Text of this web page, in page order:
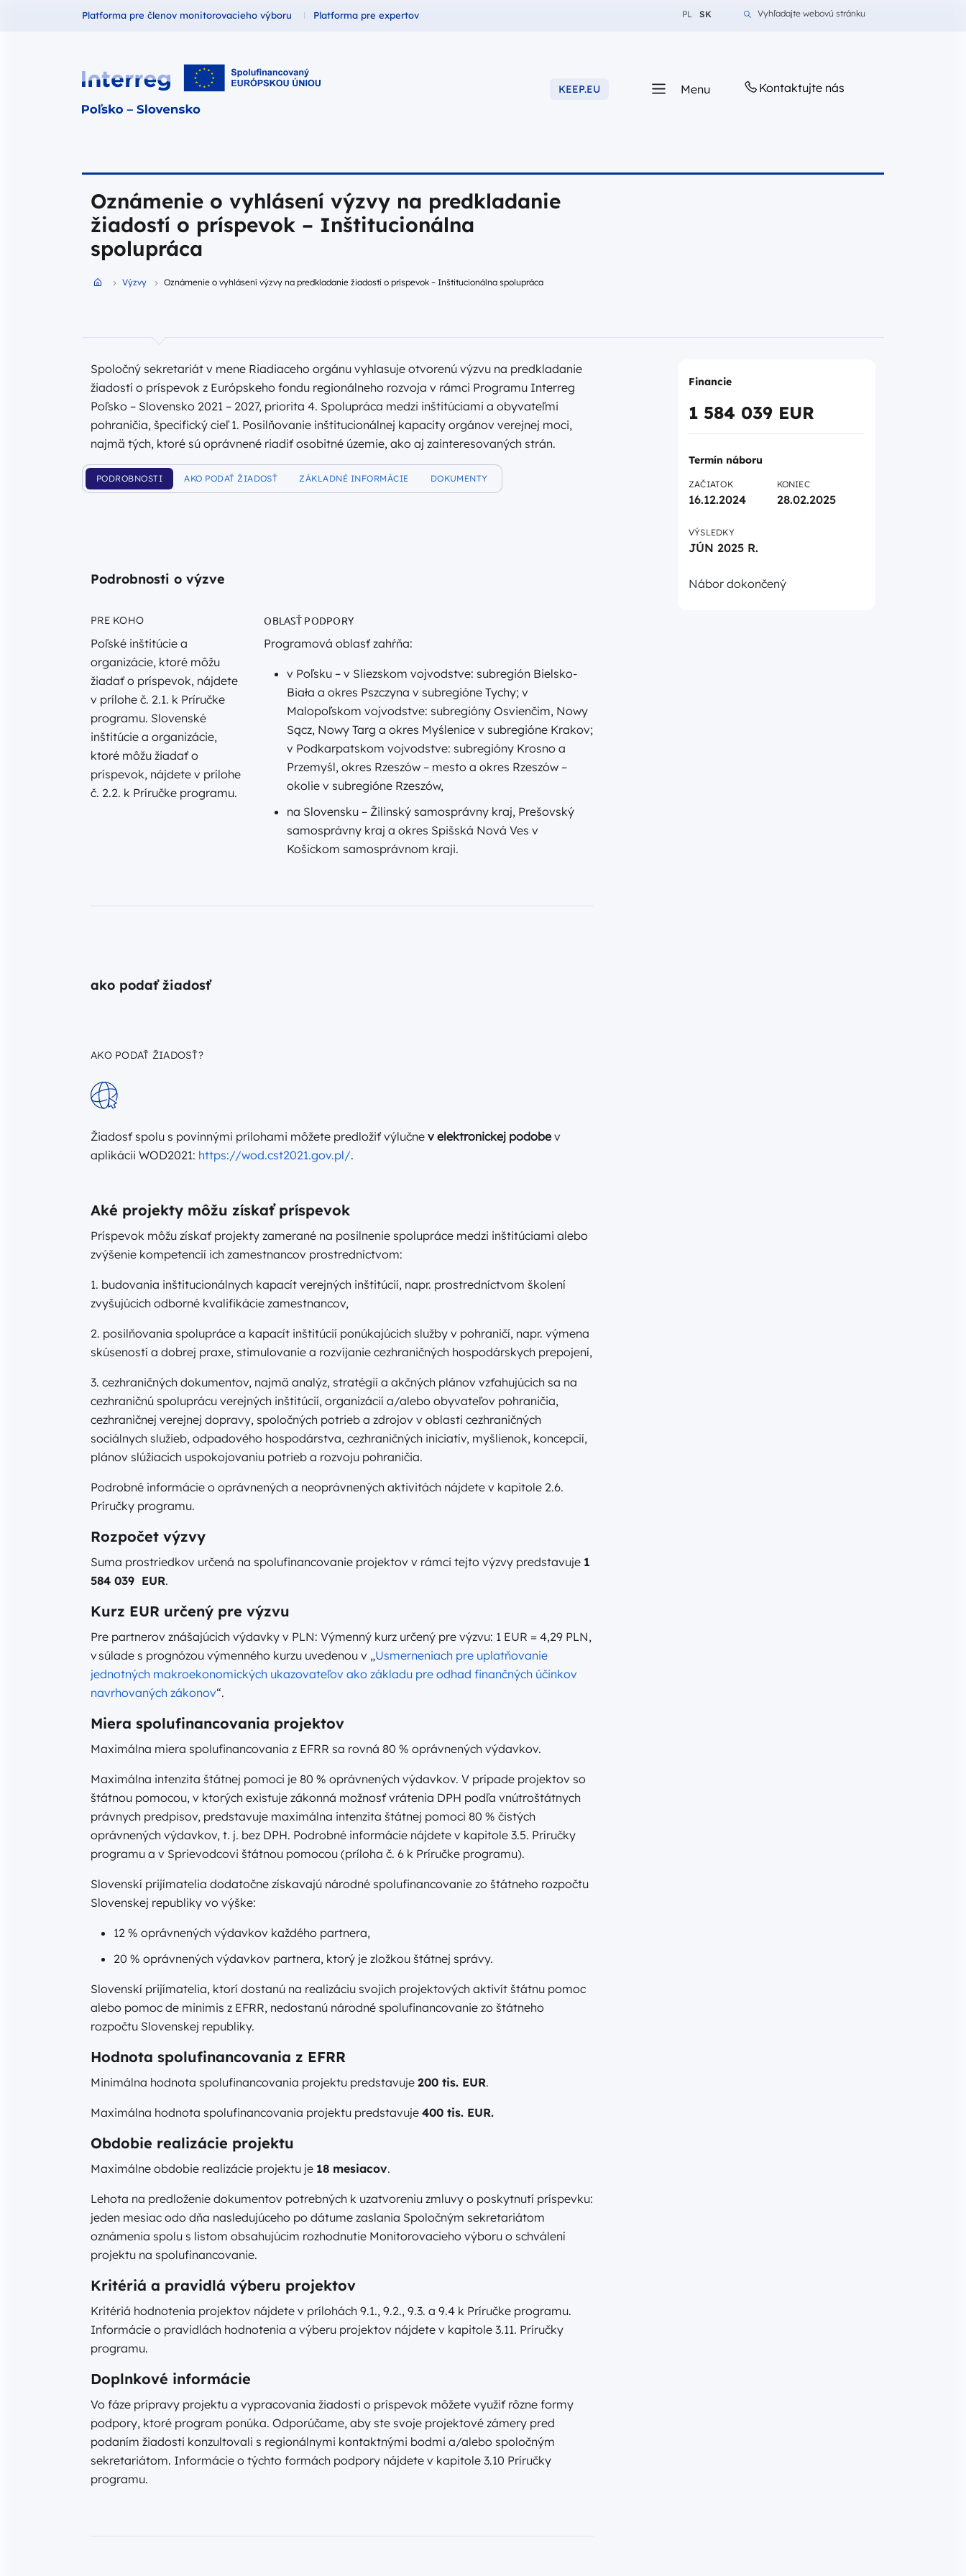
Fundusze dla
Platforma pre členov monitorovacieho výboru Fundusze dla
Platforma pre expertov Zmień język na Polština
PL Zmień język na Slovenčina
SK Vyhľadajte webovú stránku
Interreg Polska – Słowacja 2021-2027 KEEP.EU Menu Kontaktujte nás
Oznámenie o vyhlásení výzvy na predkladanie
žiadostí o príspevok – Inštitucionálna
spolupráca
Przejdź do strony głównej portalu
Výzvy Oznámenie o vyhlásení výzvy na predkladanie žiadostí o príspevok – Inštitucionálna spolupráca
Spoločný sekretariát v mene Riadiaceho orgánu vyhlasuje otvorenú výzvu na predkladanie
žiadostí o príspevok z Európskeho fondu regionálneho rozvoja v rámci Programu Interreg
Poľsko – Slovensko 2021 – 2027, priorita 4. Spolupráca medzi inštitúciami a obyvateľmi
pohraničia, špecifický cieľ 1. Posilňovanie inštitucionálnej kapacity orgánov verejnej moci,
najmä tých, ktoré sú oprávnené riadiť osobitné územie, ako aj zainteresovaných strán.
PODROBNOSTI AKO PODAŤ ŽIADOSŤ ZÁKLADNÉ INFORMÁCIE DOKUMENTY
Podrobnosti o výzve
PRE KOHO
Poľské inštitúcie a
organizácie, ktoré môžu
žiadať o príspevok, nájdete
v prílohe č. 2.1. k Príručke
programu. Slovenské
inštitúcie a organizácie,
ktoré môžu žiadať o
príspevok, nájdete v prílohe
č. 2.2. k Príručke programu.
OBLASŤ PODPORY
Programová oblasť zahŕňa:
v Poľsku – v Sliezskom vojvodstve: subregión Bielsko-
Biała a okres Pszczyna v subregióne Tychy; v
Malopoľskom vojvodstve: subregióny Osvienčim, Nowy
Sącz, Nowy Targ a okres Myślenice v subregióne Krakov;
v Podkarpatskom vojvodstve: subregióny Krosno a
Przemyśl, okres Rzeszów – mesto a okres Rzeszów –
okolie v subregióne Rzeszów,
na Slovensku – Žilinský samosprávny kraj, Prešovský
samosprávny kraj a okres Spišská Nová Ves v
Košickom samosprávnom kraji.
ako podať žiadosť
AKO PODAŤ ŽIADOSŤ?
Žiadosť spolu s povinnými prílohami môžete predložiť výlučne v elektronickej podobe v
aplikácii WOD2021: https://wod.cst2021.gov.pl/.
Aké projekty môžu získať príspevok
Príspevok môžu získať projekty zamerané na posilnenie spolupráce medzi inštitúciami alebo
zvýšenie kompetencií ich zamestnancov prostredníctvom:
1. budovania inštitucionálnych kapacít verejných inštitúcií, napr. prostredníctvom školení
zvyšujúcich odborné kvalifikácie zamestnancov,
2. posilňovania spolupráce a kapacít inštitúcií ponúkajúcich služby v pohraničí, napr. výmena
skúseností a dobrej praxe, stimulovanie a rozvíjanie cezhraničných hospodárskych prepojení,
3. cezhraničných dokumentov, najmä analýz, stratégií a akčných plánov vzťahujúcich sa na
cezhraničnú spoluprácu verejných inštitúcií, organizácií a/alebo obyvateľov pohraničia,
cezhraničnej verejnej dopravy, spoločných potrieb a zdrojov v oblasti cezhraničných
sociálnych služieb, odpadového hospodárstva, cezhraničných iniciatív, myšlienok, koncepcií,
plánov slúžiacich uspokojovaniu potrieb a rozvoju pohraničia.
Podrobné informácie o oprávnených a neoprávnených aktivitách nájdete v kapitole 2.6.
Príručky programu.
Rozpočet výzvy
Suma prostriedkov určená na spolufinancovanie projektov v rámci tejto výzvy predstavuje 1
584 039 EUR.
Kurz EUR určený pre výzvu
Pre partnerov znášajúcich výdavky v PLN: Výmenný kurz určený pre výzvu: 1 EUR = 4,29 PLN,
v súlade s prognózou výmenného kurzu uvedenou v „Usmerneniach pre uplatňovanie
jednotných makroekonomických ukazovateľov ako základu pre odhad finančných účinkov
navrhovaných zákonov“.
Miera spolufinancovania projektov
Maximálna miera spolufinancovania z EFRR sa rovná 80 % oprávnených výdavkov.
Maximálna intenzita štátnej pomoci je 80 % oprávnených výdavkov. V prípade projektov so
štátnou pomocou, v ktorých existuje zákonná možnosť vrátenia DPH podľa vnútroštátnych
právnych predpisov, predstavuje maximálna intenzita štátnej pomoci 80 % čistých
oprávnených výdavkov, t. j. bez DPH. Podrobné informácie nájdete v kapitole 3.5. Príručky
programu a v Sprievodcovi štátnou pomocou (príloha č. 6 k Príručke programu).
Slovenskí prijímatelia dodatočne získavajú národné spolufinancovanie zo štátneho rozpočtu
Slovenskej republiky vo výške:
12 % oprávnených výdavkov každého partnera,
20 % oprávnených výdavkov partnera, ktorý je zložkou štátnej správy.
Slovenskí prijímatelia, ktorí dostanú na realizáciu svojich projektových aktivít štátnu pomoc
alebo pomoc de minimis z EFRR, nedostanú národné spolufinancovanie zo štátneho
rozpočtu Slovenskej republiky.
Hodnota spolufinancovania z EFRR
Minimálna hodnota spolufinancovania projektu predstavuje 200 tis. EUR.
Maximálna hodnota spolufinancovania projektu predstavuje 400 tis. EUR.
Obdobie realizácie projektu
Maximálne obdobie realizácie projektu je 18 mesiacov.
Lehota na predloženie dokumentov potrebných k uzatvoreniu zmluvy o poskytnutí príspevku:
jeden mesiac odo dňa nasledujúceho po dátume zaslania Spoločným sekretariátom
oznámenia spolu s listom obsahujúcim rozhodnutie Monitorovacieho výboru o schválení
projektu na spolufinancovanie.
Kritériá a pravidlá výberu projektov
Kritériá hodnotenia projektov nájdete v prílohách 9.1., 9.2., 9.3. a 9.4 k Príručke programu.
Informácie o pravidlách hodnotenia a výberu projektov nájdete v kapitole 3.11. Príručky
programu.
Doplnkové informácie
Vo fáze prípravy projektu a vypracovania žiadosti o príspevok môžete využiť rôzne formy
podpory, ktoré program ponúka. Odporúčame, aby ste svoje projektové zámery pred
podaním žiadosti konzultovali s regionálnymi kontaktnými bodmi a/alebo spoločným
sekretariátom. Informácie o týchto formách podpory nájdete v kapitole 3.10 Príručky
programu.
Financie
1 584 039 EUR
Termín náboru
ZAČIATOK
16.12.2024
KONIEC
28.02.2025
VÝSLEDKY
JÚN 2025 R.
Nábor dokončený